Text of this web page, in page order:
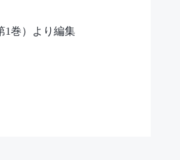
1巻）より編集